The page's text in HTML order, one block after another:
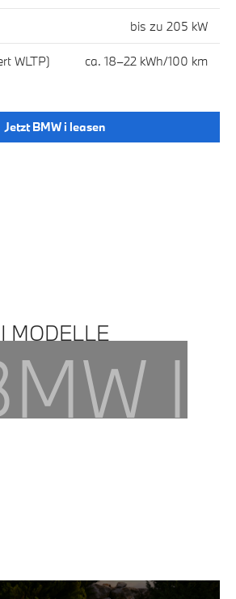
bis zu 205 kW
WLTP) ca. 18–22 kWh/100 km
Jetzt BMW i leasen
MODELLE
I